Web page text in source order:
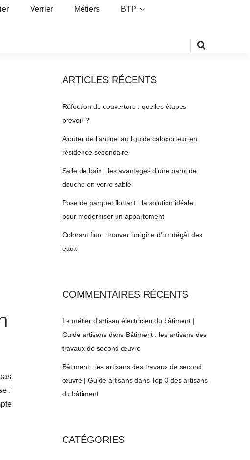
Verrier Métiers BTP
:
ARTICLES RÉCENTS
Réfection de couverture : quelles étapes
prévoir ?
Ajouter de l’antigel au liquide caloporteur en
résidence secondaire
Salle de bain : les avantages d’une paroi de
douche en verre sablé
Pose de parquet flottant : la solution idéale
pour moderniser un appartement
Colorant fluo : trouver l’origine d’un dégât des
eaux
COMMENTAIRES RÉCENTS
Le métier d'artisan électricien du bâtiment |
Guide artisans dans Bâtiment : les artisans des
travaux de second œuvre
Bâtiment : les artisans des travaux de second
œuvre | Guide artisans dans Top 3 des artisans
du bâtiment
CATÉGORIES